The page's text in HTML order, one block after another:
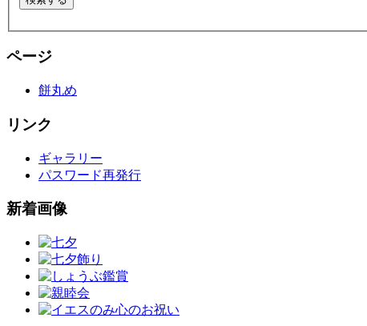
ページ
餅丸め
リンク
ギャラリー
パスワード再発行
新着画像